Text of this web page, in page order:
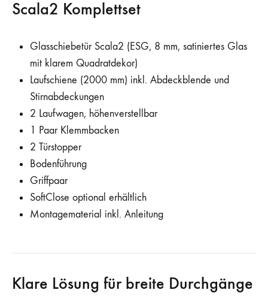
Scala2 Komplettset
Glasschiebetür Scala2 (ESG, 8 mm, satiniertes Glas
mit klarem Quadratdekor)
Laufschiene (2000 mm) inkl. Abdeckblende und
Stirnabdeckungen
2 Laufwagen, höhenverstellbar
1 Paar Klemmbacken
2 Türstopper
Bodenführung
Griffpaar
SoftClose optional erhältlich
Montagematerial inkl. Anleitung
Klare Lösung für breite Durchgänge